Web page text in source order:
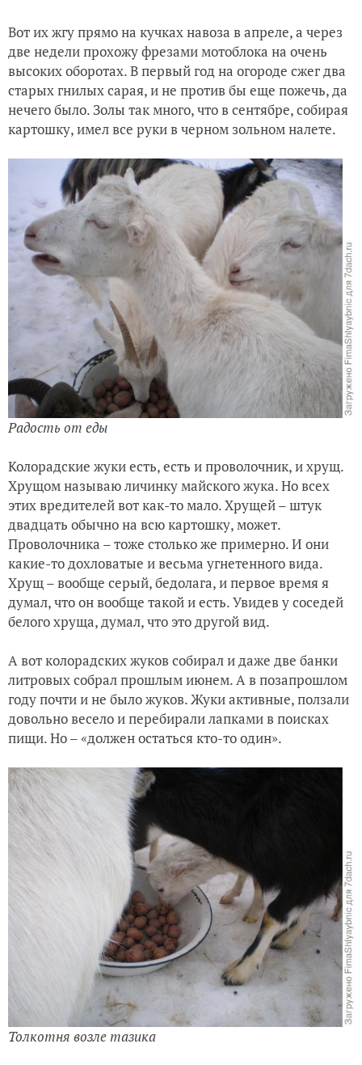
Вот их жгу прямо на кучках навоза в апреле, а через
две недели прохожу фрезами мотоблока на очень
высоких оборотах. В первый год на огороде сжег два
старых гнилых сарая, и не против бы еще пожечь, да
нечего было. Золы так много, что в сентябре, собирая
картошку, имел все руки в черном зольном налете.
Радость от еды
Колорадские жуки есть, есть и проволочник, и хрущ.
Хрущом называю личинку майского жука. Но всех
этих вредителей вот как-то мало. Хрущей – штук
двадцать обычно на всю картошку, может.
Проволочника – тоже столько же примерно. И они
какие-то дохловатые и весьма угнетенного вида.
Хрущ – вообще серый, бедолага, и первое время я
думал, что он вообще такой и есть. Увидев у соседей
белого хруща, думал, что это другой вид.
А вот колорадских жуков собирал и даже две банки
литровых собрал прошлым июнем. А в позапрошлом
году почти и не было жуков. Жуки активные, ползали
довольно весело и перебирали лапками в поисках
пищи. Но – «должен остаться кто-то один».
Толкотня возле тазика